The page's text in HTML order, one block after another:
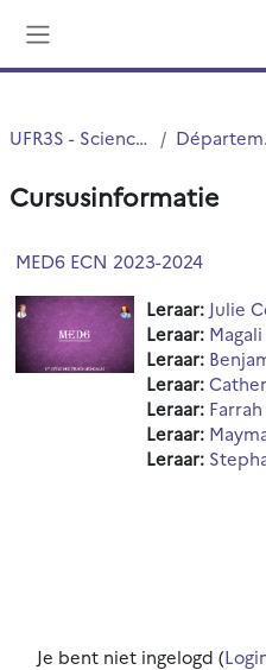
UFR3S - Sciences de Santé et du Sport
Cursusinformatie
MED6 ECN 2023-2024
Leraar: Julie
Leraar:
Leraar:
Leraar:
Leraar:
Leraar:
Leraar:
Je bent niet ingelogd (